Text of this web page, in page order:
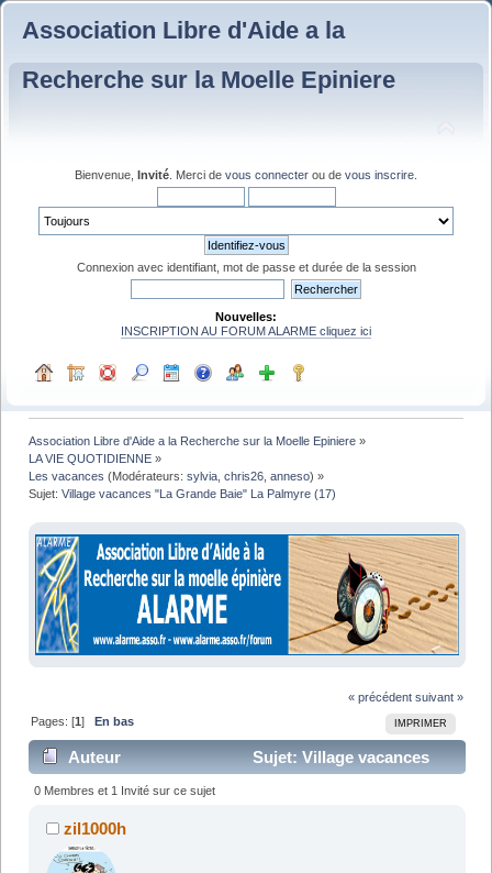
Association Libre d'Aide a la
Recherche sur la Moelle Epiniere
Bienvenue, Invité . Merci de vous connecter ou de vous inscrire
Connexion avec identifiant, mot de passe et durée de la session
Nouvelles:
INSCRIPTION AU FORUM ALARME cliquez ici
Association Libre d'Aide a la Recherche sur la Moelle Epiniere »
LA VIE QUOTIDIENNE »
Les vacances (Modérateurs:sylvia ,chris26 ,anneso) »
Sujet:Village vacances "La Grande Baie" La Palmyre (17)
« précédent suivant »
IMPRIMER
Pages: [1] En bas
Auteur
Sujet: Village vacances
"La Grande Baie" La Palmyre (17) (Lu 9642 fois)
0 Membres et 1 Invité sur ce sujet
zil1000h